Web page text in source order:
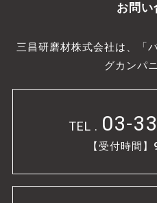
お問い
三昌研磨材株式会社は、「
グカンパ
TEL . 03-
【受付時間